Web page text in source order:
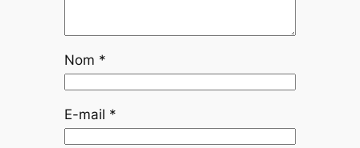
Nom *
E-mail *